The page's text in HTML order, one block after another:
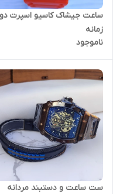
ساعت جیشاک کاسیو اسپرت دو
زمانه
ناموجود
ست ساعت و دستبند مردانه